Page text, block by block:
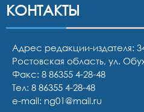
КОНТАКТЫ
Адрес редакции-издателя:
Ростовская область, ул.
Факс: 8 86355 4-28-48
Тел: 8 86355 4-28-48
e-mail: ng01@mail.ru